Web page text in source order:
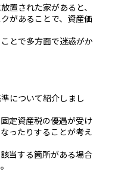
置された家があると、
があることで、資産価
とで多方面で迷惑がか
について紹介しまし
定資産税の優遇が受け
ったりすることが考え
当する箇所がある場合